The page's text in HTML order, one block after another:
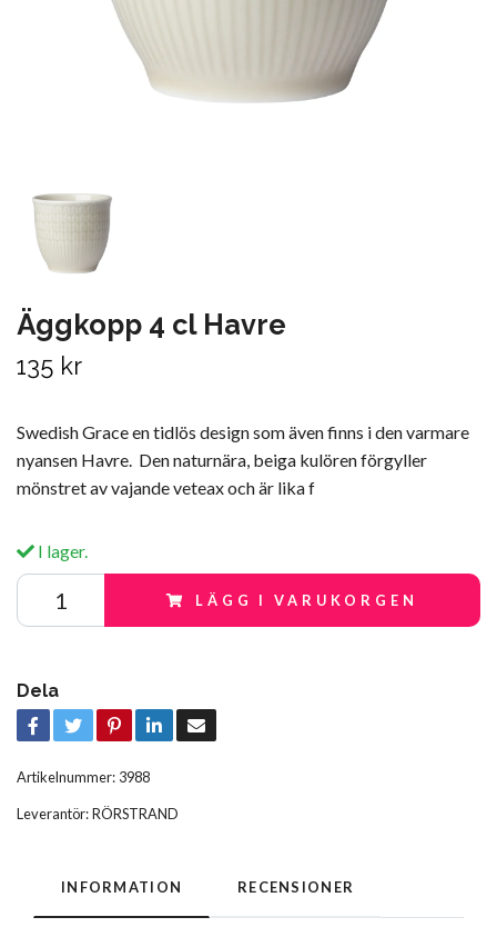
Äggkopp 4 cl Havre
135 kr
Swedish Grace en tidlös design som även finns i den varmare
nyansen Havre. Den naturnära, beiga kulören förgyller
mönstret av vajande veteax och är lika f
I lager.
LÄGG I VARUKORGEN
Dela
Artikelnummer: 3988
Leverantör:RÖRSTRAND
INFORMATION RECENSIONER